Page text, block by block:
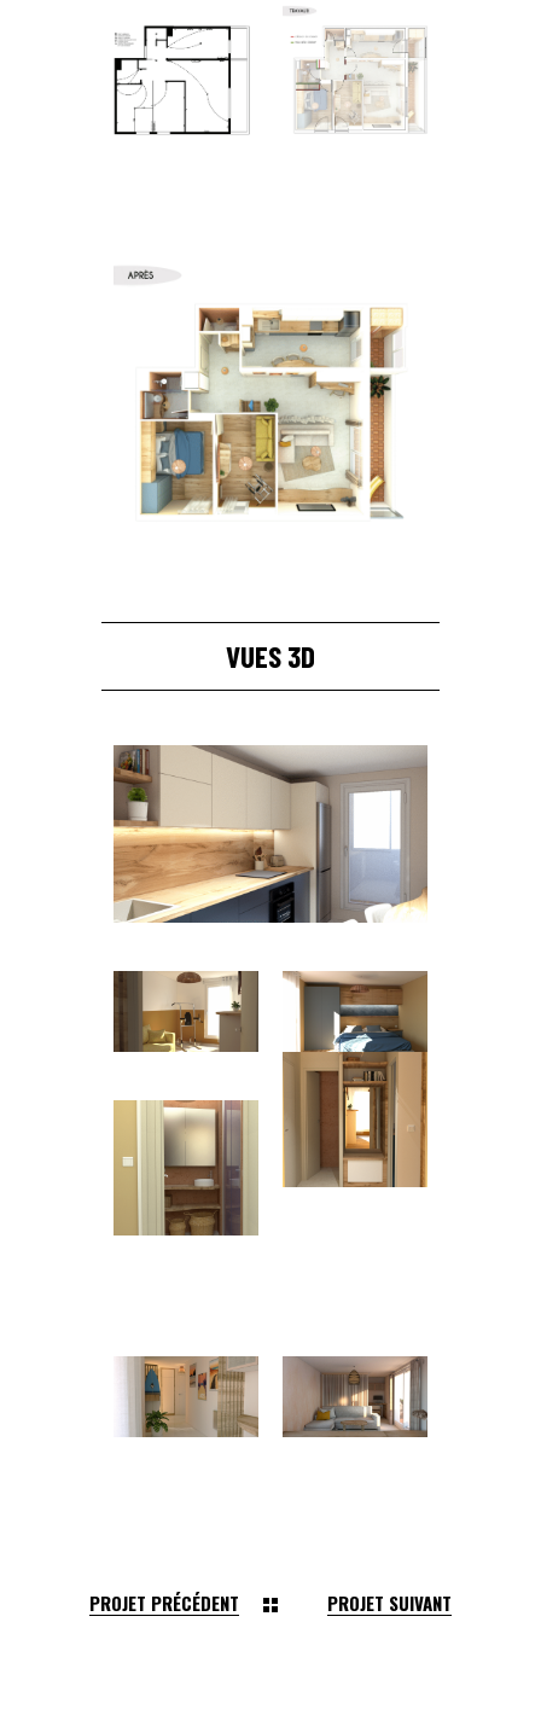
VUES 3D
PROJET PRÉCÉDENT PROJET SUIVANT